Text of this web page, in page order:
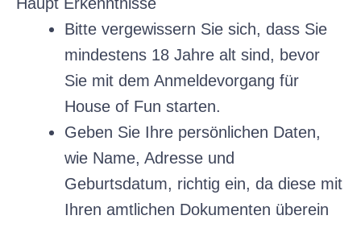
Bitte vergewissern Sie sich, dass Sie
mindestens 18 Jahre alt sind, bevor
Sie mit dem Anmeldevorgang für
House of Fun starten.
Geben Sie Ihre persönlichen Daten,
wie Name, Adresse und
Geburtsdatum, richtig ein, da diese mit
Ihren amtlichen Dokumenten überein